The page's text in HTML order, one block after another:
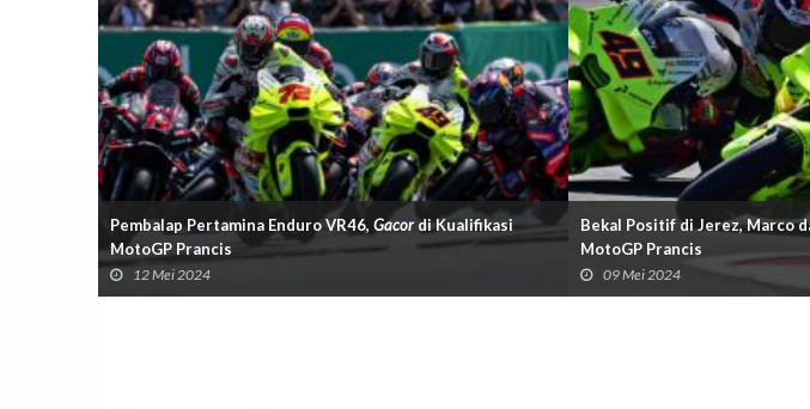
Pembalap Pertamina Enduro VR46, Gacor di Kualifikasi
MotoGP Prancis
12 Mei 2024
Bekal Positif di Jerez, Marco
MotoGP Prancis
09 Mei 2024